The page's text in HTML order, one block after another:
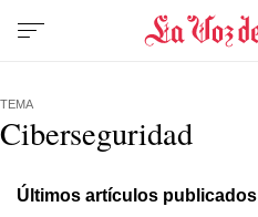
TEMA
Ciberseguridad
Últimos artículos publicados